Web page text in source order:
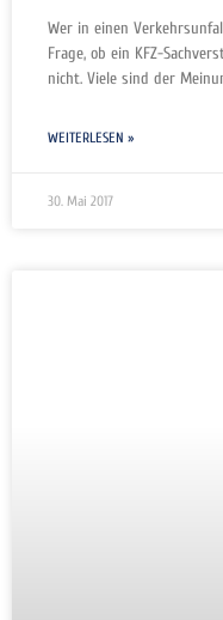
Wer in einen
Frage, ob ein KFZ-
nicht. Viele sind der
WEITERLESEN »
30. Mai 2017